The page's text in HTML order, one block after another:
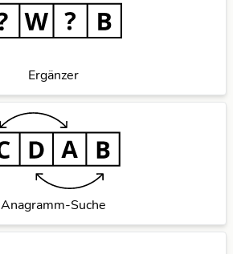
Ergänzer
Anagramm-Suche